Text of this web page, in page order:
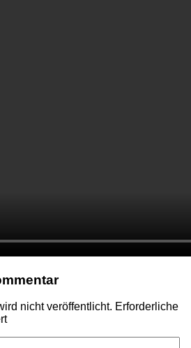
nicht veröffentlicht. Erforderliche